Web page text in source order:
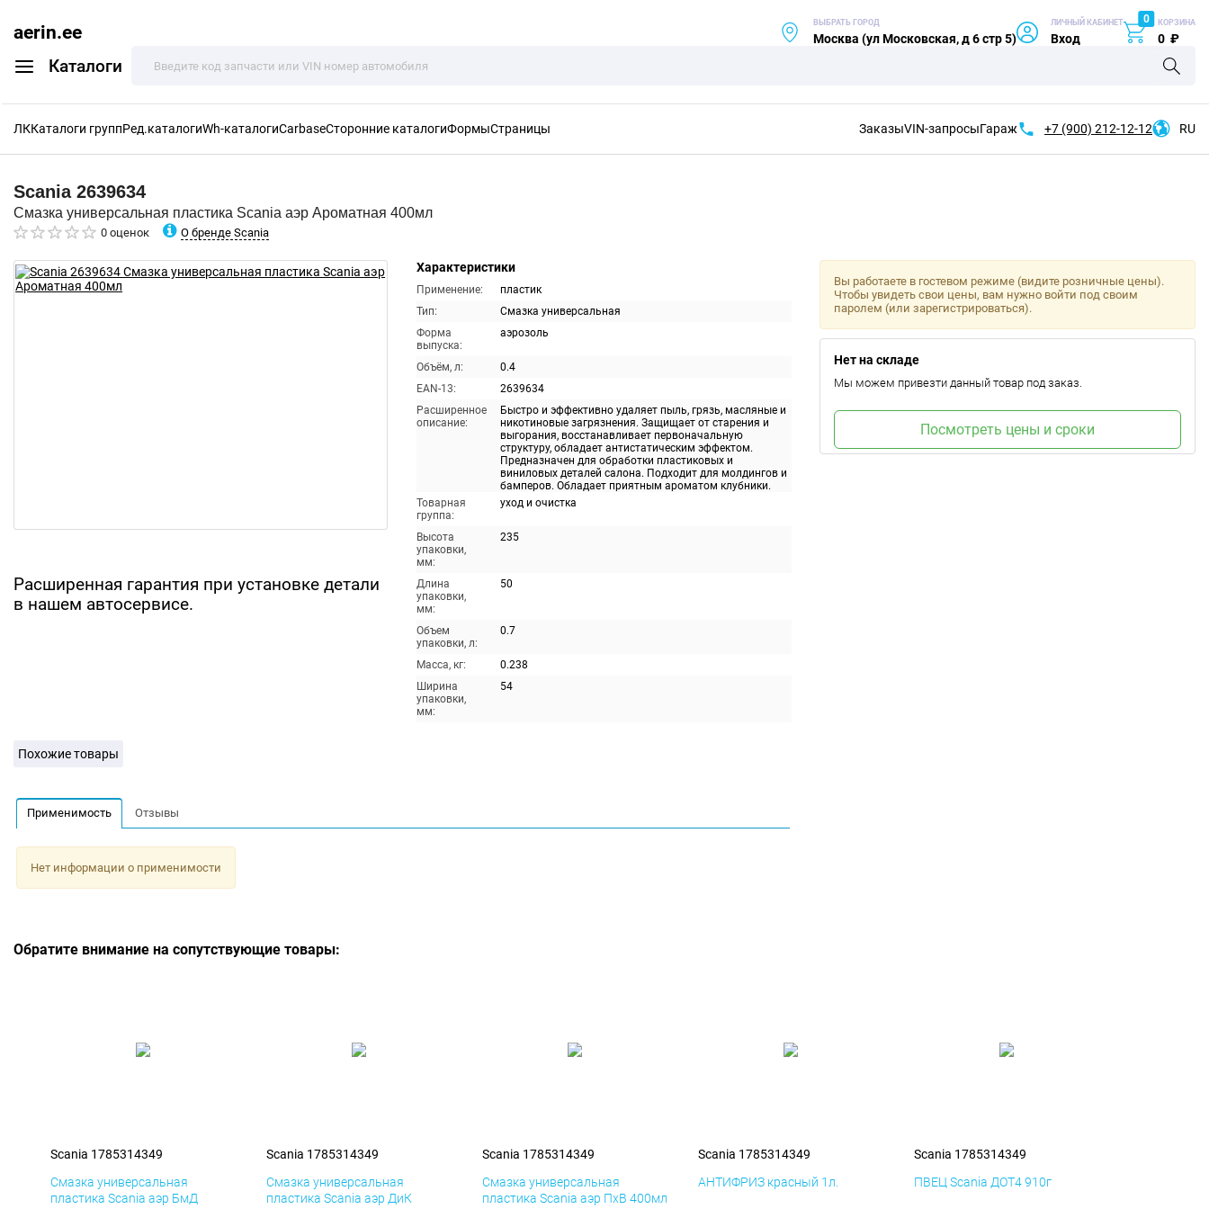
aerin.ee
Каталоги
ВЫБРАТЬ ГОРОД
Москва (ул Московская, д 6 стр 5)
ЛИЧНЫЙ КАБИНЕТ
Вход
0 КОРЗИНА
0 ₽
ЛККаталоги группРед.каталогиWh-каталогиCarbaseСторонние каталогиФормыСтраницы ЗаказыVIN-запросыГараж +7 (900) 212-12-12 RU
Scania 2639634
Смазка универсальная пластика Scania аэр Ароматная 400мл
0 оценок О бренде Scania
Расширенная гарантия при установке детали
в нашем автосервисе.
Характеристики
Применение:
пластик
Тип:
Смазка универсальная
Форма
выпуска:
аэрозоль
Объём, л:
0.4
EAN-13:
2639634
Расширенное
описание:
Быстро и эффективно удаляет пыль, грязь, масляные и
никотиновые загрязнения. Защищает от старения и
выгорания, восстанавливает первоначальную
структуру, обладает антистатическим эффектом.
Предназначен для обработки пластиковых и
виниловых деталей салона. Подходит для молдингов и
бамперов. Обладает приятным ароматом клубники.
Товарная
группа:
уход и очистка
Высота
упаковки,
мм:
235
Длина
упаковки,
мм:
50
Объем
упаковки, л:
0.7
Масса, кг:
0.238
Ширина
упаковки,
мм:
54
Вы работаете в гостевом режиме (видите розничные цены).
Чтобы увидеть свои цены, вам нужно войти под своим
паролем (или зарегистрироваться).
Нет на складе
Мы можем привезти данный товар под заказ.
Посмотреть цены и сроки
Похожие товары
Применимость Отзывы
Нет информации о применимости
Обратите внимание на сопутствующие товары:
Scania 1785314349
Смазка универсальная
пластика Scania аэр БмД
Scania 1785314349
Смазка универсальная
пластика Scania аэр ДиК
Scania 1785314349
Смазка универсальная
пластика Scania аэр ПхВ 400мл
Scania 1785314349
АНТИФРИЗ красный 1л.
Scania 1785314349
ПВЕЦ Scania ДОТ4 910г